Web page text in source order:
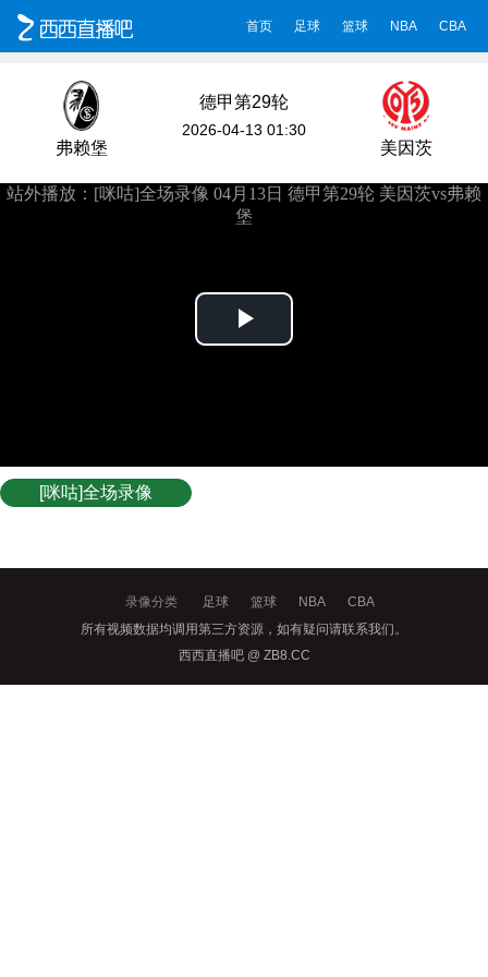
首页 足球 篮球 NBA CBA
弗赖堡
德甲第29轮
2026-04-13 01:30
美因茨
[咪咕]全场录像
录像分类 足球 篮球 NBA
CBA
所有视频数据均调用第三方资源，如有疑问请联系我们。
西西直播吧 @ ZB8.CC